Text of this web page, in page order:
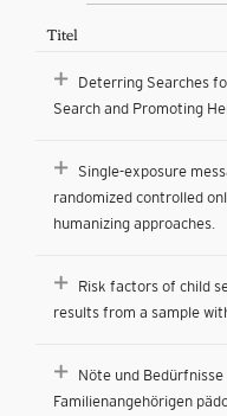
Titel
Deterring Searches
Search and Promoting
Single-exposure
randomized controlled
humanizing approaches.
Risk factors of child
results from a sample
Nöte und
Familienangehörigen